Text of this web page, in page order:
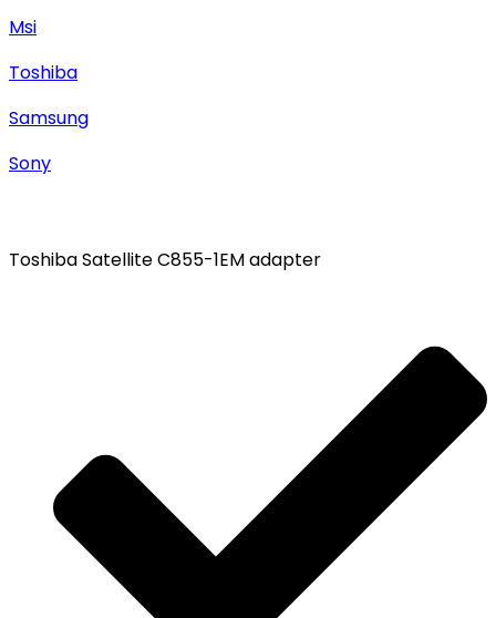
Msi
Toshiba
Samsung
Sony
Toshiba Satellite C855-1EM adapter